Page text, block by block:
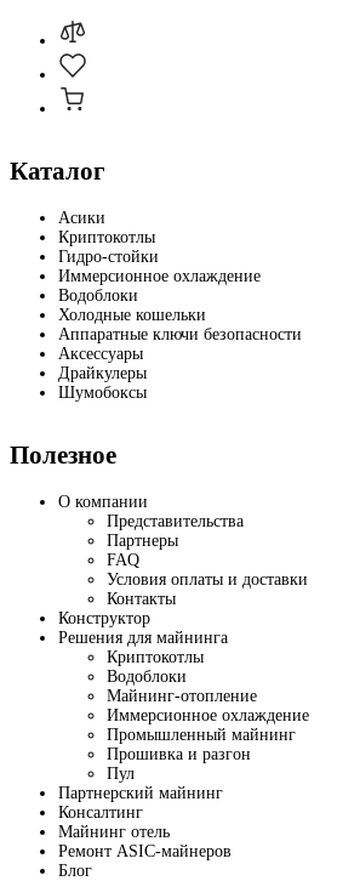
Каталог
Асики
Криптокотлы
Гидро-стойки
Иммерсионное охлаждение
Водоблоки
Холодные кошельки
Аппаратные ключи безопасности
Аксессуары
Драйкулеры
Шумобоксы
Полезное
О компании
Представительства
Партнеры
FAQ
Условия оплаты и доставки
Контакты
Конструктор
Решения для майнинга
Криптокотлы
Водоблоки
Майнинг-отопление
Иммерсионное охлаждение
Промышленный майнинг
Прошивка и разгон
Пул
Партнерский майнинг
Консалтинг
Майнинг отель
Ремонт ASIC-майнеров
Блог